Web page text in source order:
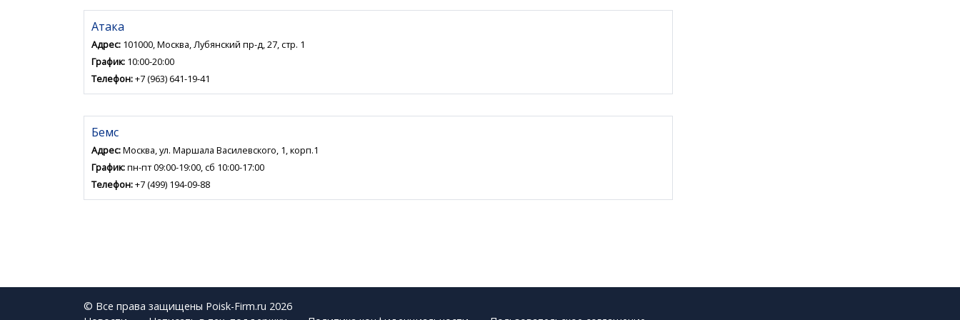
Атака
Адрес: 101000, Москва, Лубянский пр-д, 27, стр. 1
График: 10:00-20:00
Телефон:+7 (963) 641-19-41
Бемс
Адрес:Москва, ул. Маршала Василевского, 1, корп.1
График:пн-пт 09:00-19:00, сб 10:00-17:00
Телефон:+7 (499) 194-09-88
© Все права защищены Poisk-Firm.ru 2026